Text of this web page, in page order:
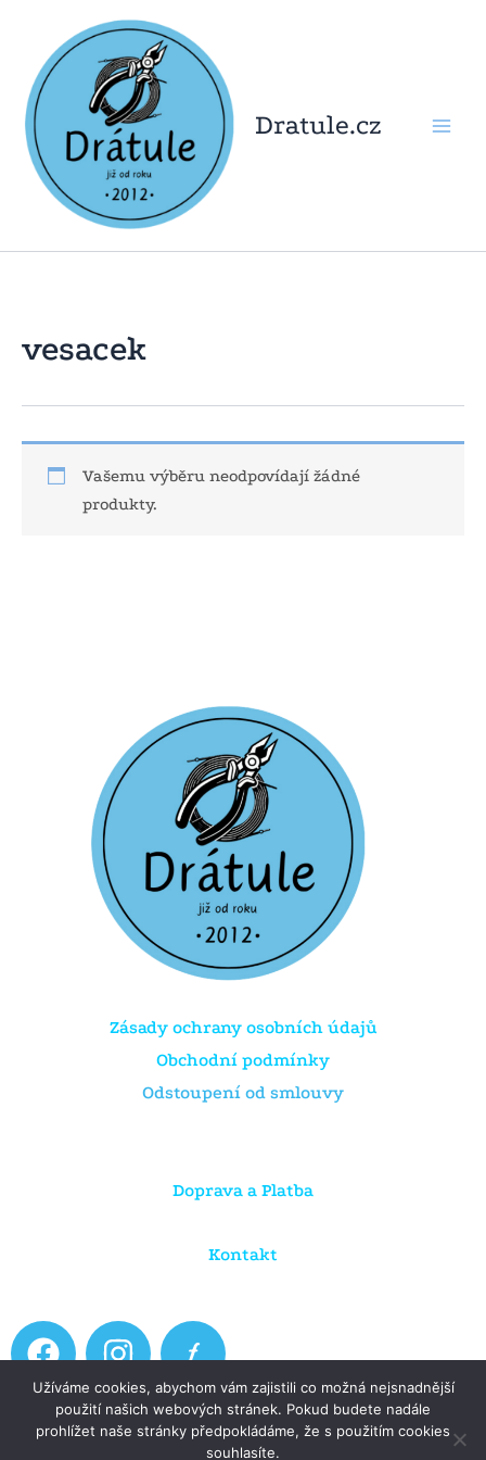
obsah
Dratule.cz
vesacek
Vašemu výběru neodpovídají žádné
produkty.
Zásady ochrany osobních údajů
Obchodní podmínky
Odstoupení od smlouvy
Doprava a Platba
Kontakt
F
a
c
e
I
n
s
t
Copyright © 2026 Dratule.cz
Užíváme cookies, abychom vám zajistili co možná nejsnadnější
použití našich webových stránek. Pokud budete nadále
prohlížet naše stránky předpokládáme, že s použitím cookies
souhlasíte.